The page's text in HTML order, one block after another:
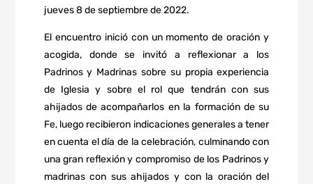
jueves 8 de septiembre de 2022.
El encuentro inició con un momento de oración y
acogida, donde se invitó a reflexionar a los
Padrinos y Madrinas sobre su propia experiencia
de Iglesia y sobre el rol que tendrán con sus
ahijados de acompañarlos en la formación de su
Fe, luego recibieron indicaciones generales a tener
en cuenta el día de la celebración, culminando con
una gran reflexión y compromiso de los Padrinos y
madrinas con sus ahijados y con la oración del